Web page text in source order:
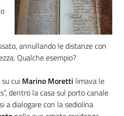
annullando le distanze con
Qualche esempio?
cui Marino Moretti limava le
dentro la casa sul porto canale
a dialogare con la sediolina